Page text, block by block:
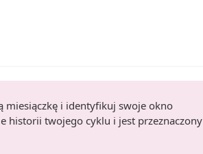
miesiączkę i identyfikuj swoje okno
historii twojego cyklu i jest przeznaczony